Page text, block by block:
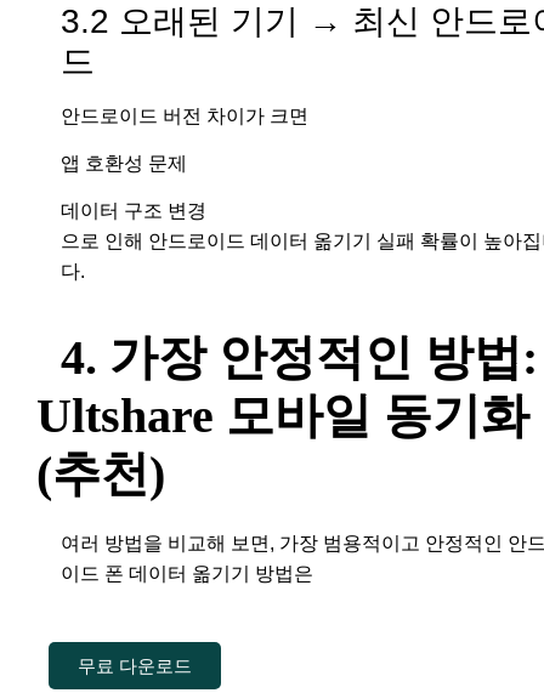
3.2 오래된 기기 → 최신 안드로
드
안드로이드 버전 차이가 크면
앱 호환성 문제
데이터 구조 변경
으로 인해 안드로이드 데이터 옮기기 실패 확률이 높아
다.
4. 가장 안정적인 방법:
Ultshare 모바일 동기화
(추천)
여러 방법을 비교해 보면, 가장 범용적이고 안정적인 안
이드 폰 데이터 옮기기 방법은
무료 다운로드